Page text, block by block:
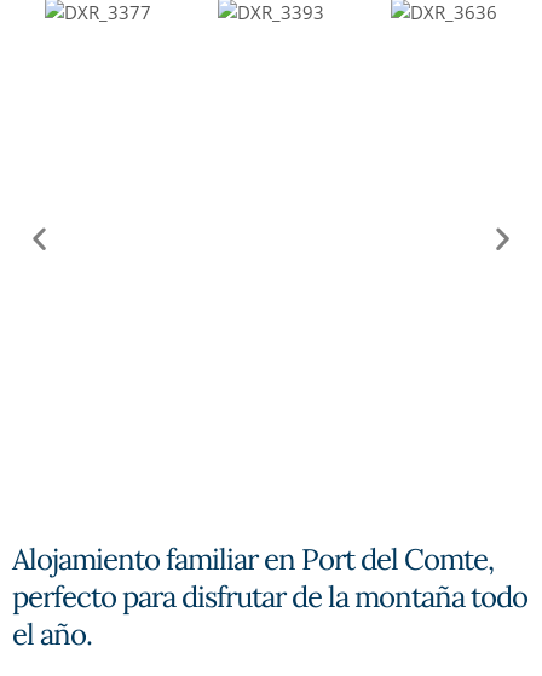
Alojamiento familiar en Port del Comte,
perfecto para disfrutar de la montaña todo
el año.